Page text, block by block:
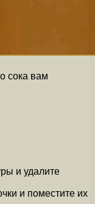
сока вам
и удалите
и поместите их